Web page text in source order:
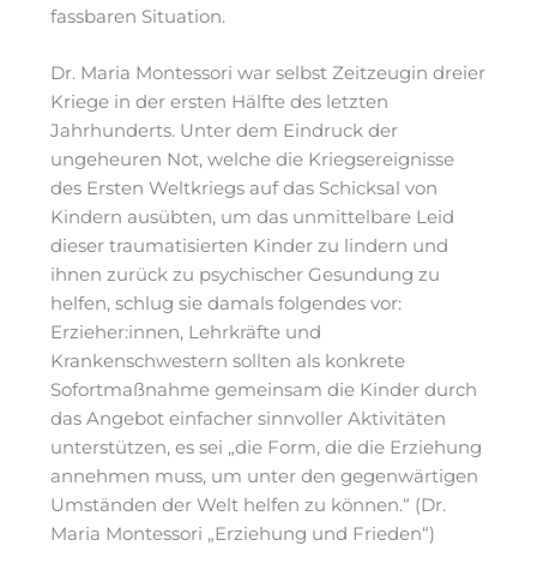
fassbaren Situation.
Dr. Maria Montessori war selbst Zeitzeugin dreier
Kriege in der ersten Hälfte des letzten
Jahrhunderts. Unter dem Eindruck der
ungeheuren Not, welche die Kriegsereignisse
des Ersten Weltkriegs auf das Schicksal von
Kindern ausübten, um das unmittelbare Leid
dieser traumatisierten Kinder zu lindern und
ihnen zurück zu psychischer Gesundung zu
helfen, schlug sie damals folgendes vor:
Erzieher:innen, Lehrkräfte und
Krankenschwestern sollten als konkrete
Sofortmaßnahme gemeinsam die Kinder durch
das Angebot einfacher sinnvoller Aktivitäten
unterstützen, es sei „die Form, die die Erziehung
annehmen muss, um unter den gegenwärtigen
Umständen der Welt helfen zu können.“ (Dr.
Maria Montessori „Erziehung und Frieden“)